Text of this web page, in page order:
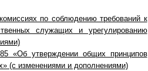
по соблюдению требований к
служащих и урегулированию
«Об утверждении общих принципов
(с изменениями и дополнениями)